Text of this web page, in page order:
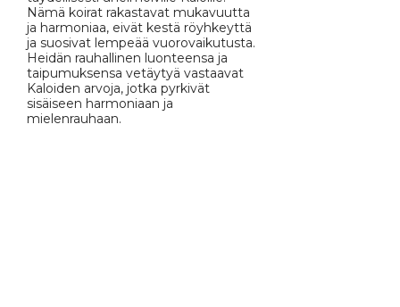
Nämä koirat rakastavat mukavuutta
ja harmoniaa, eivät kestä röyhkeyttä
ja suosivat lempeää vuorovaikutusta.
Heidän rauhallinen luonteensa ja
taipumuksensa vetäytyä vastaavat
Kaloiden arvoja, jotka pyrkivät
sisäiseen harmoniaan ja
mielenrauhaan.